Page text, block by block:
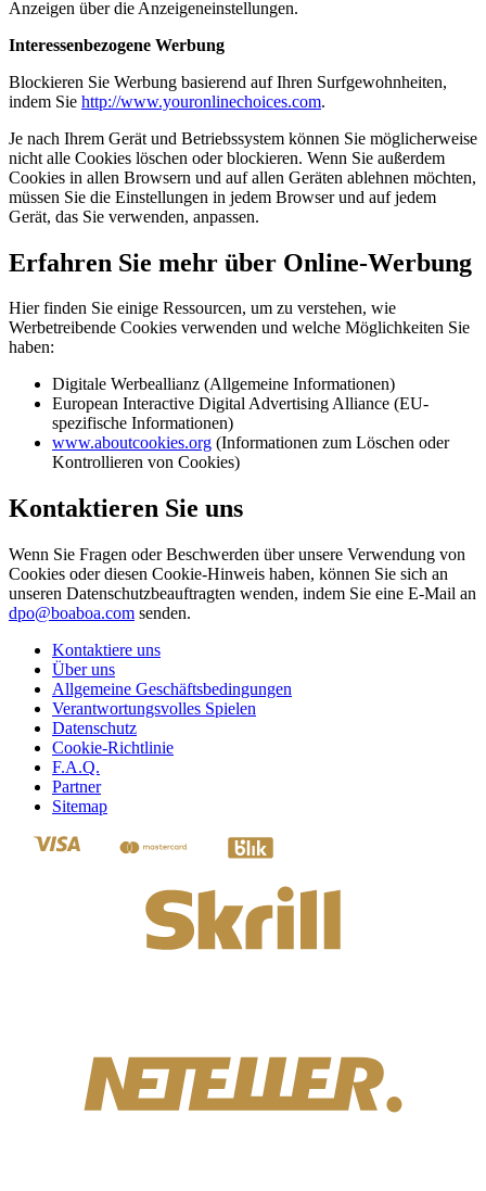
Anzeigen über die Anzeigeneinstellungen.
Interessenbezogene Werbung
Blockieren Sie Werbung basierend auf Ihren Surfgewohnheiten,
indem Sie http://www.youronlinechoices.com.
Je nach Ihrem Gerät und Betriebssystem können Sie möglicherweise
nicht alle Cookies löschen oder blockieren. Wenn Sie außerdem
Cookies in allen Browsern und auf allen Geräten ablehnen möchten,
müssen Sie die Einstellungen in jedem Browser und auf jedem
Gerät, das Sie verwenden, anpassen.
Erfahren Sie mehr über Online-Werbung
Hier finden Sie einige Ressourcen, um zu verstehen, wie
Werbetreibende Cookies verwenden und welche Möglichkeiten Sie
haben:
Digitale Werbeallianz (Allgemeine Informationen)
European Interactive Digital Advertising Alliance (EU-
spezifische Informationen)
www.aboutcookies.org (Informationen zum Löschen oder
Kontrollieren von Cookies)
Kontaktieren Sie uns
Wenn Sie Fragen oder Beschwerden über unsere Verwendung von
Cookies oder diesen Cookie-Hinweis haben, können Sie sich an
unseren Datenschutzbeauftragten wenden, indem Sie eine E-Mail an
dpo@boaboa.com senden.
Kontaktiere uns
Über uns
Allgemeine Geschäftsbedingungen
Verantwortungsvolles Spielen
Datenschutz
Cookie-Richtlinie
F.A.Q.
Partner
Sitemap